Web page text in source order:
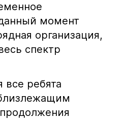
момент
организация,
спектр
все ребята